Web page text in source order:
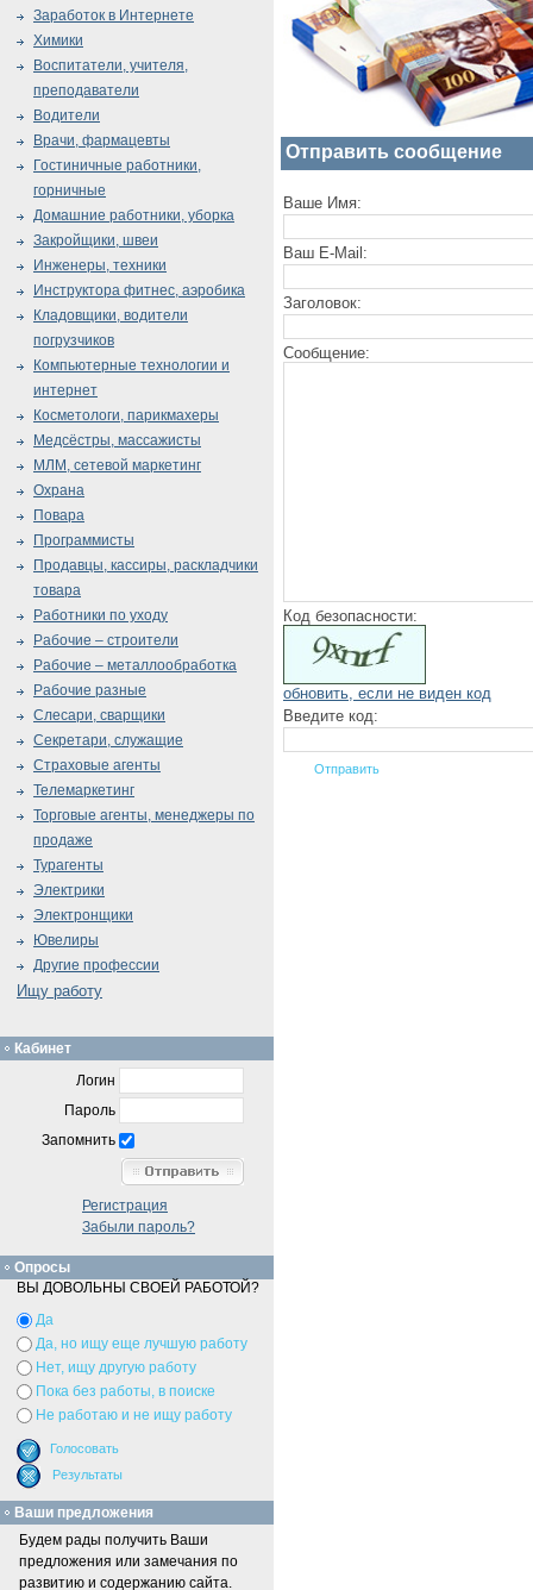
Отправить сообщение
Ваше Имя:
Ваш E-Mail:
Заголовок:
Сообщение:
Код безопасности:
обновить, если не виден код
Введите код:
Заработок в Интернете
Химики
Воспитатели, учителя,
преподаватели
Водители
Врачи, фармацевты
Гостиничные работники,
горничные
Домашние работники, уборка
Закройщики, швеи
Инженеры, техники
Инструктора фитнес, аэробика
Кладовщики, водители
погрузчиков
Компьютерные технологии и
интернет
Косметологи, парикмахеры
Медсёстры, массажисты
МЛМ, сетевой маркетинг
Охрана
Повара
Программисты
Продавцы, кассиры, раскладчики
товара
Работники по уходу
Рабочие – строители
Рабочие – металлообработка
Рабочие разные
Слесари, сварщики
Секретари, служащие
Страховые агенты
Телемаркетинг
Торговые агенты, менеджеры по
продаже
Турагенты
Электрики
Электронщики
Ювелиры
Другие профессии
Ищу работу
Кабинет
Логин
Пароль
Запомнить
Регистрация
Забыли пароль?
Опросы
ВЫ ДОВОЛЬНЫ СВОЕЙ РАБОТОЙ?
Да
Да, но ищу еще лучшую работу
Нет, ищу другую работу
Пока без работы, в поиске
Не работаю и не ищу работу
Ваши предложения
Будем рады получить Ваши
предложения или замечания по
развитию и содержанию сайта.